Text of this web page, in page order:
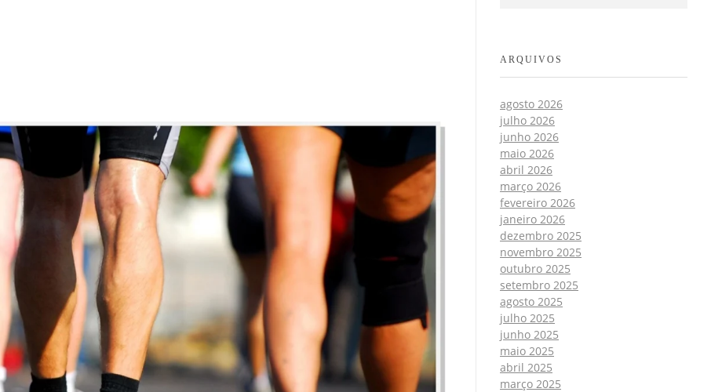
ARQUIVOS
agosto 2026
julho 2026
junho 2026
maio 2026
abril 2026
março 2026
fevereiro 2026
janeiro 2026
dezembro 2025
novembro 2025
outubro 2025
setembro 2025
agosto 2025
julho 2025
junho 2025
maio 2025
abril 2025
março 2025